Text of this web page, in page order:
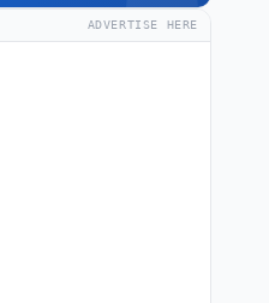
ADVERTISE HERE